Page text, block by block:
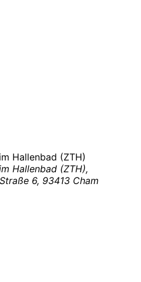
Hallenbad (ZTH)
Hallenbad (ZTH),
6, 93413 Cham